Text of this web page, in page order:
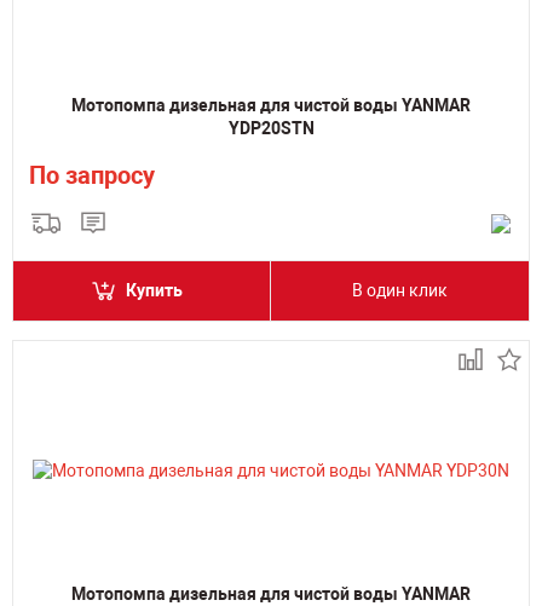
Мотопомпа дизельная для чистой воды YANMAR
YDP20STN
По запросу
Купить В один клик
Мотопомпа дизельная для чистой воды YANMAR